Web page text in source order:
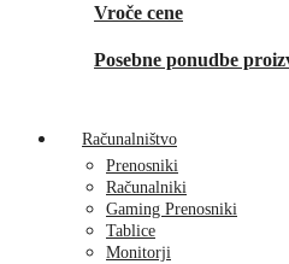
Vroče cene
Posebne ponudbe
Računalništvo
Prenosniki
Računalniki
Gaming Prenosniki
Tablice
Monitorji